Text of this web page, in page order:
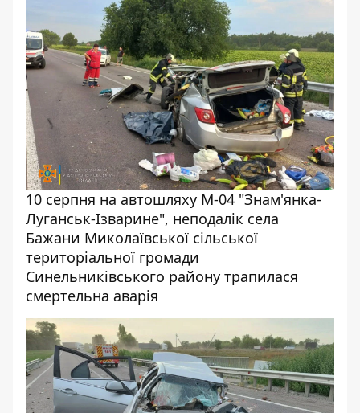
10 серпня на автошляху М-04 "Знам'янка-
Луганськ-Ізварине", неподалік села
Бажани Миколаївської сільської
територіальної громади
Синельниківського району трапилася
смертельна аварія